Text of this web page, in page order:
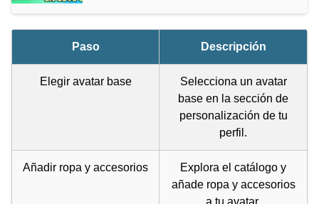
Paso Descripción
Elegir avatar base
Selecciona un avatar
base en la sección de
personalización de tu
perfil.
Añadir ropa y accesorios
Explora el catálogo y
añade ropa y accesorios
a tu avatar.